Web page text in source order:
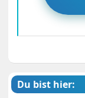
Du bist hier: